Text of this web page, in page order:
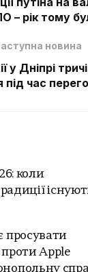
– рік тому
новина
у Дніпрі
під час
коли
просувати
Apple